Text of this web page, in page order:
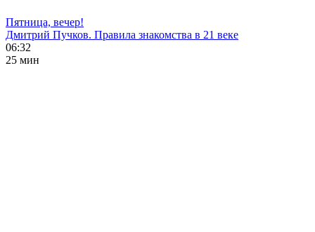
Пятница, вечер!
Дмитрий Пучков. Правила знакомства в 21 веке
06:32
25 мин